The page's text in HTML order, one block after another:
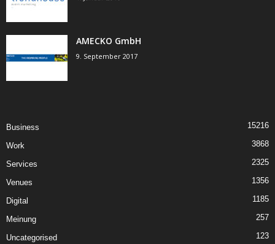
AMECKO GmbH
9. September 2017
Business 15216
Work 3868
Services 2325
Venues 1356
Digital 1185
Meinung 257
Uncategorised 123